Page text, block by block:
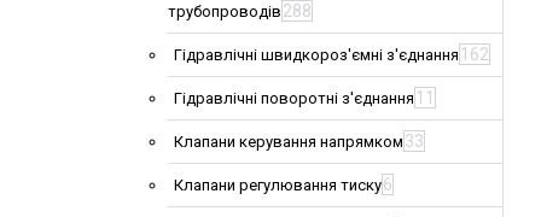
трубопроводів 288
Гідравлічні швидкороз'ємні з'єднання 162
Гідравлічні поворотні з'єднання 11
Клапани керування напрямком 33
Клапани регулювання тиску6